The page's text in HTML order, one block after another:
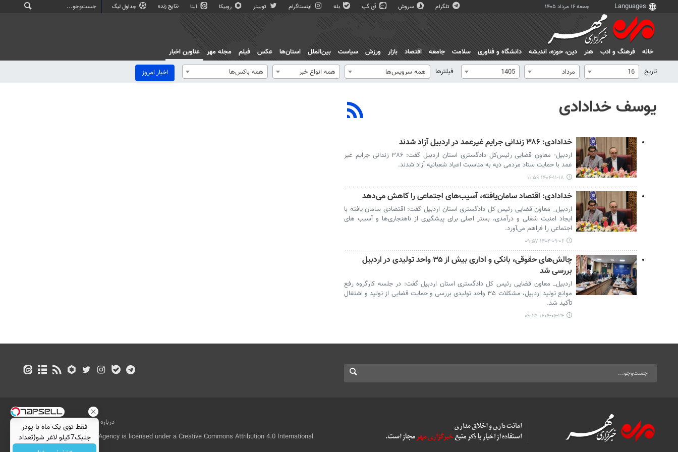
جمعه ۱۶ مرداد ۱۴۰۵ تلگرام سروش آی گپ بله اینستاگرام توییتر روبیکا ایتا نتایج زنده جداول لیگ
خانه فرهنگ و ادب هنر دين، حوزه، انديشه دانشگاه و فناوری سلامت جامعه اقتصاد بازار ورزش سیاست بین‌الملل استان‌ها عکس فیلم مجله مهر
عناوین اخبار
تاریخ
16 مرداد 1405 فیلترها همه سرویس‌ها همه انواع خبر همه باکس‌ها اخبار امروز
یوسف خدادادی
خدادادی: ۳۸۶ زندانی جرایم غیرعمد در اردبیل آزاد شدند
اردبیل- معاون قضایی رئیس‌کل دادگستری استان اردبیل گفت: ۳۸۶ زندانی جرایم غیر
عمد با حمایت ستاد مردمی دیه به مناسبت اعیاد شعبانیه آزاد شدند.
۱۴۰۴-۱۱-۱۸ ۱۱:۵۹
خدادادی: اقتصاد سامان‌یافته، آسیب‌های اجتماعی را کاهش می‌دهد
اردبیل_ معاون قضایی رئیس کل دادگستری استان اردبیل گفت: اقتصادی سامان یافته با
ایجاد امنیت شغلی و درآمدی، بستر اصلی برای پیشگیری از ناهنجاری‌ها و آسیب های
اجتماعی را فراهم می‌آورد.
۱۴۰۴-۰۹-۰۶ ۰۹:۵۷
چالش‌های حقوقی، بانکی و اداری بیش از ۳۵ واحد تولیدی در اردبیل
بررسی شد
اردبیل_ معاون قضایی رئیس کل دادگستری استان اردبیل گفت: در جلسه کارگروه رفع
موانع تولید اردبیل، مشکلات ۳۵ واحد تولیدی بررسی و حمایت قضایی از تولید و اشتغال
تأکید شد.
۱۴۰۴-۰۶-۲۴ ۰۹:۲۵
درباره ما تماس با ما
بازرگانی
All Content by Mehr News Agency is licensed under a Creative Commons Attribution 4.0 International
License.
فقط توی یک ماه با پودر
جلبک7کیلو لاغر شو(تعداد
محدود)